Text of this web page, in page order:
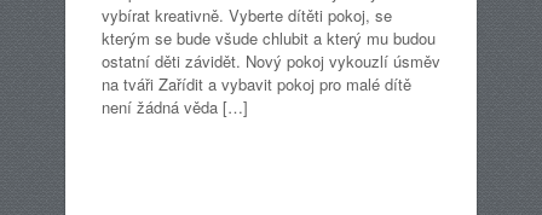
vybírat kreativně. Vyberte dítěti pokoj, se
kterým se bude všude chlubit a který mu budou
ostatní děti závidět. Nový pokoj vykouzlí úsměv
na tváři Zařídit a vybavit pokoj pro malé dítě
není žádná věda […]